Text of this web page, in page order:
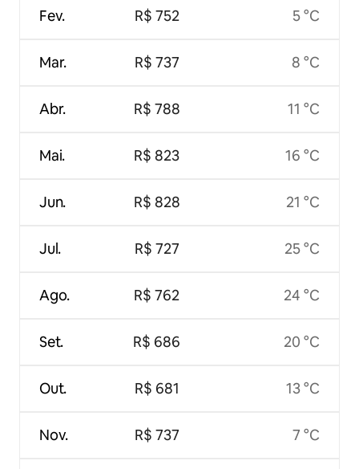
Fev.
Mar.
Abr.
Mai.
Jun.
Jul.
Ago.
Set.
Out.
Nov.
R$ 752
R$ 737
R$ 788
R$ 823
R$ 828
R$ 727
R$ 762
R$ 686
R$ 681
R$ 737
5 °C
8 °C
11 °C
16 °C
21 °C
25 °C
24 °C
20 °C
13 °C
7 °C